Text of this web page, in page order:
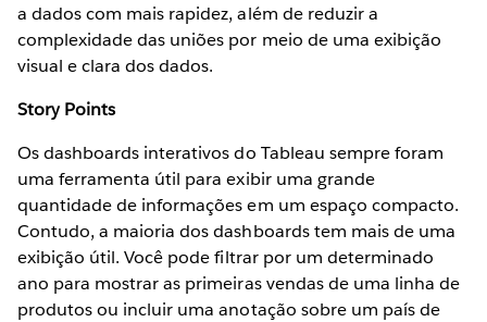
a dados com mais rapidez, além de reduzir a
complexidade das uniões por meio de uma exibição
visual e clara dos dados.
Story Points
Os dashboards interativos do Tableau sempre foram
uma ferramenta útil para exibir uma grande
quantidade de informações em um espaço compacto.
Contudo, a maioria dos dashboards tem mais de uma
exibição útil. Você pode filtrar por um determinado
ano para mostrar as primeiras vendas de uma linha de
produtos ou incluir uma anotação sobre um país de